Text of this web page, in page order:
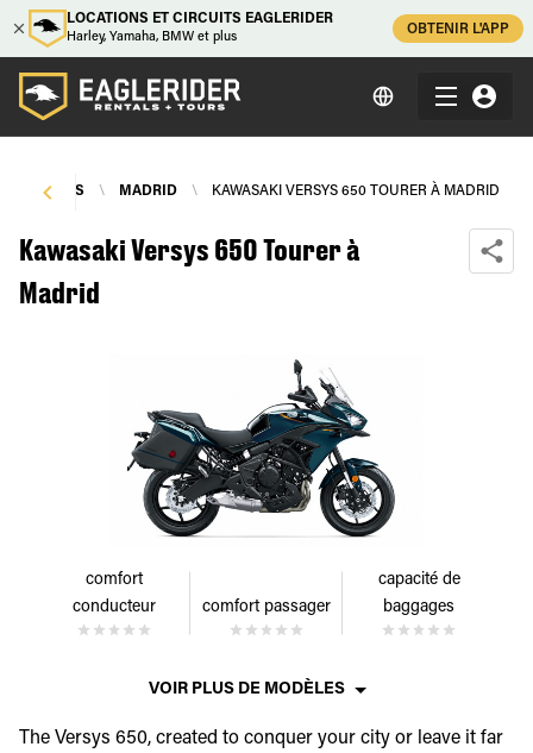
LOCATIONS ET CIRCUITS EAGLERIDER
Harley, Yamaha, BMW et plus
OBTENIR L'APP
DE MOTOS \ MADRID \ KAWASAKI VERSYS 650 TOURER À MADRID
Kawasaki Versys 650 Tourer à
Madrid
comfort
conducteur
comfort passager
capacité de
baggages
VOIR PLUS DE MODÈLES
The Versys 650, created to conquer your city or leave it far